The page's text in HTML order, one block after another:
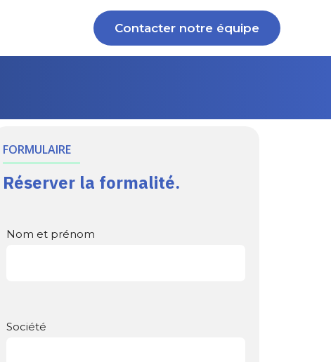
Contacter notre équipe
FORMULAIRE
Réserver la formalité.
Nom et prénom
Société